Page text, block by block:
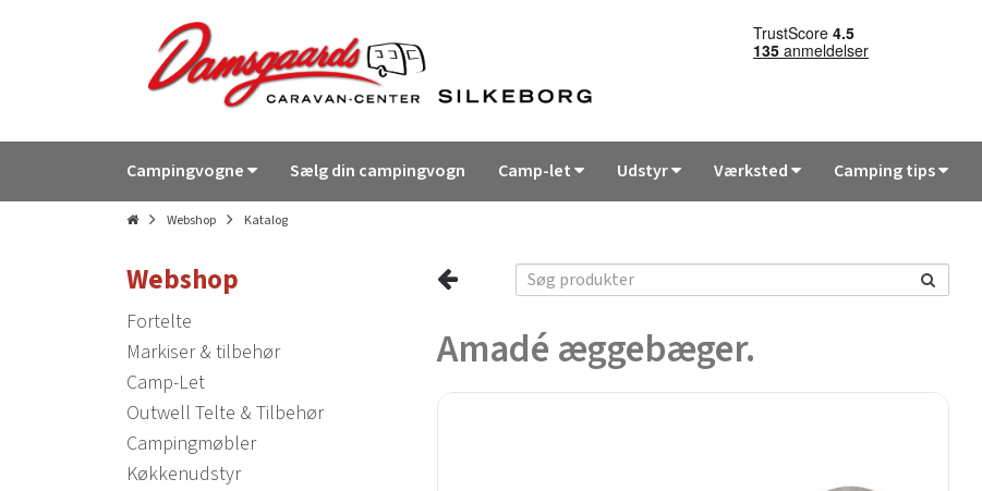
Campingvogne Sælg din campingvogn Camp-let Udstyr Værksted Camping tips
Webshop Katalog
Webshop
Fortelte
Markiser & tilbehør
Camp-Let
Outwell Telte & Tilbehør
Campingmøbler
Køkkenudstyr
Amadé æggebæger.